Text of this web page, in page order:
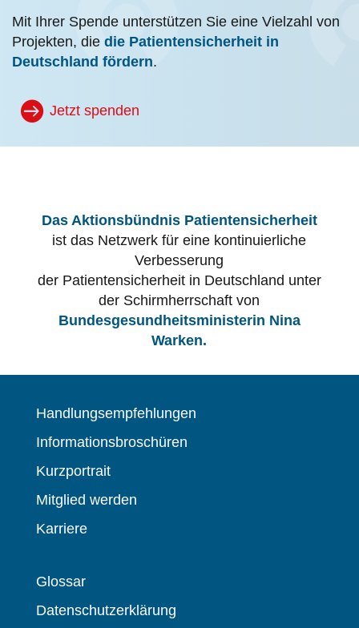
Mit Ihrer Spende unterstützen Sie eine Vielzahl von
Projekten, die die Patientensicherheit in
Deutschland fördern.
Jetzt spenden
Das Aktionsbündnis Patientensicherheit
ist das Netzwerk für eine kontinuierliche
Verbesserung
der Patientensicherheit in Deutschland unter
der Schirmherrschaft von
Bundesgesundheitsministerin Nina
Warken.
Handlungsempfehlungen
Informationsbroschüren
Kurzportrait
Mitglied werden
Karriere
Glossar
Datenschutzerklärung